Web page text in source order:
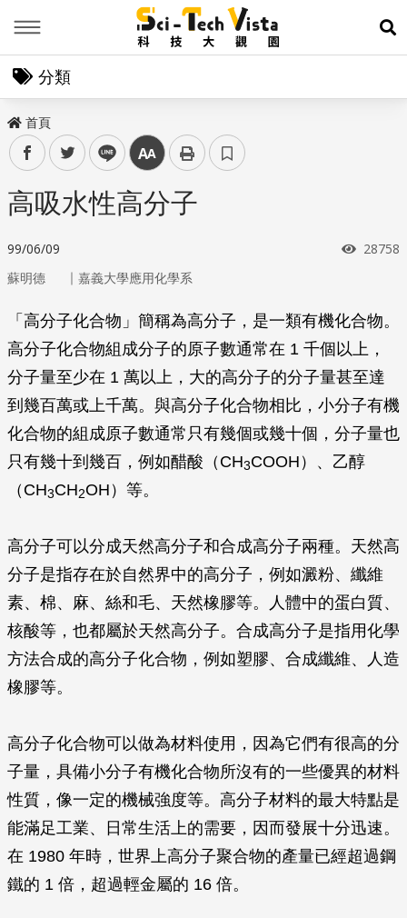
展
分類
首頁
facebooktwitter line 中
高吸水性高分子
99/06/09 瀏覽次
28758
蘇明德 ｜ 嘉義大學應用化學系
「高分子化合物」簡稱為高分子，是一類有機化合物。
高分子化合物組成分子的原子數通常在 1 千個以上，
分子量至少在 1 萬以上，大的高分子的分子量甚至達
到幾百萬或上千萬。與高分子化合物相比，小分子有機
化合物的組成原子數通常只有幾個或幾十個，分子量也
只有幾十到幾百，例如醋酸（CH3COOH）、乙醇
（CH3CH2OH）等。
高分子可以分成天然高分子和合成高分子兩種。天然高
分子是指存在於自然界中的高分子，例如澱粉、纖維
素、棉、麻、絲和毛、天然橡膠等。人體中的蛋白質、
核酸等，也都屬於天然高分子。合成高分子是指用化學
方法合成的高分子化合物，例如塑膠、合成纖維、人造
橡膠等。
高分子化合物可以做為材料使用，因為它們有很高的分
子量，具備小分子有機化合物所沒有的一些優異的材料
性質，像一定的機械強度等。高分子材料的最大特點是
能滿足工業、日常生活上的需要，因而發展十分迅速。
在 1980 年時，世界上高分子聚合物的產量已經超過鋼
鐵的 1 倍，超過輕金屬的 16 倍。